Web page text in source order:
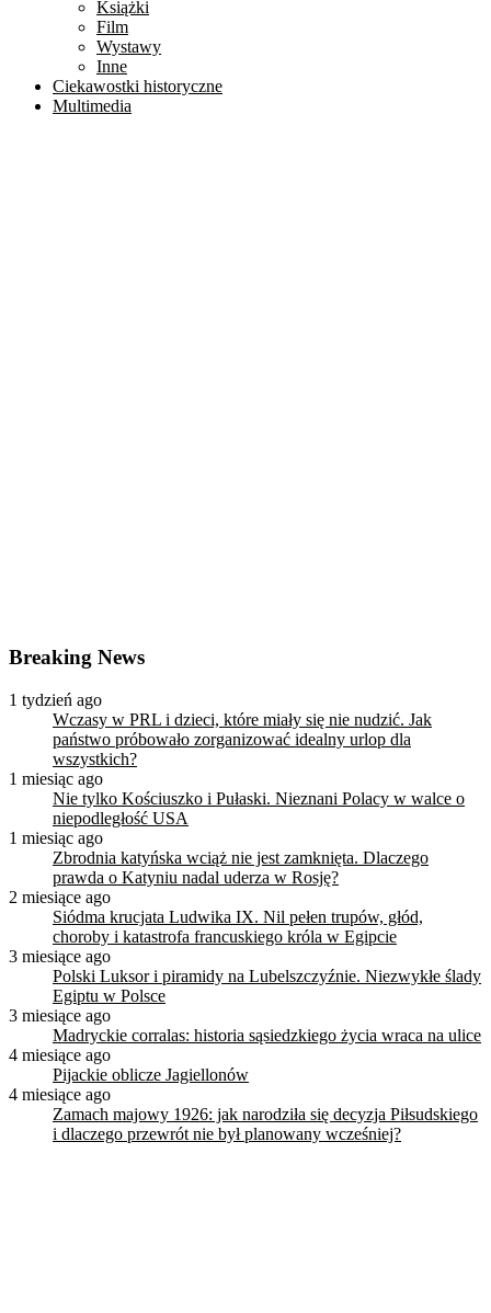
Książki
Film
Wystawy
Inne
Ciekawostki historyczne
Multimedia
Breaking News
1 tydzień ago
Wczasy w PRL i dzieci, które miały się nie nudzić. Jak
państwo próbowało zorganizować idealny urlop dla
wszystkich?
1 miesiąc ago
Nie tylko Kościuszko i Pułaski. Nieznani Polacy w walce o
niepodległość USA
1 miesiąc ago
Zbrodnia katyńska wciąż nie jest zamknięta. Dlaczego
prawda o Katyniu nadal uderza w Rosję?
2 miesiące ago
Siódma krucjata Ludwika IX. Nil pełen trupów, głód,
choroby i katastrofa francuskiego króla w Egipcie
3 miesiące ago
Polski Luksor i piramidy na Lubelszczyźnie. Niezwykłe ślady
Egiptu w Polsce
3 miesiące ago
Madryckie corralas: historia sąsiedzkiego życia wraca na ulice
4 miesiące ago
Pijackie oblicze Jagiellonów
4 miesiące ago
Zamach majowy 1926: jak narodziła się decyzja Piłsudskiego
i dlaczego przewrót nie był planowany wcześniej?